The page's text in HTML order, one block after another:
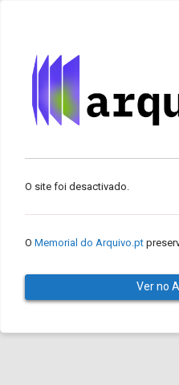
O site foi desactivado.
O Memorial do Arquivo.pt
Ver no